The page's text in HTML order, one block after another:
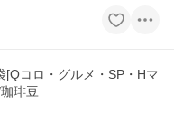
[Qコロ・グルメ・SP・Hマ
琲豆